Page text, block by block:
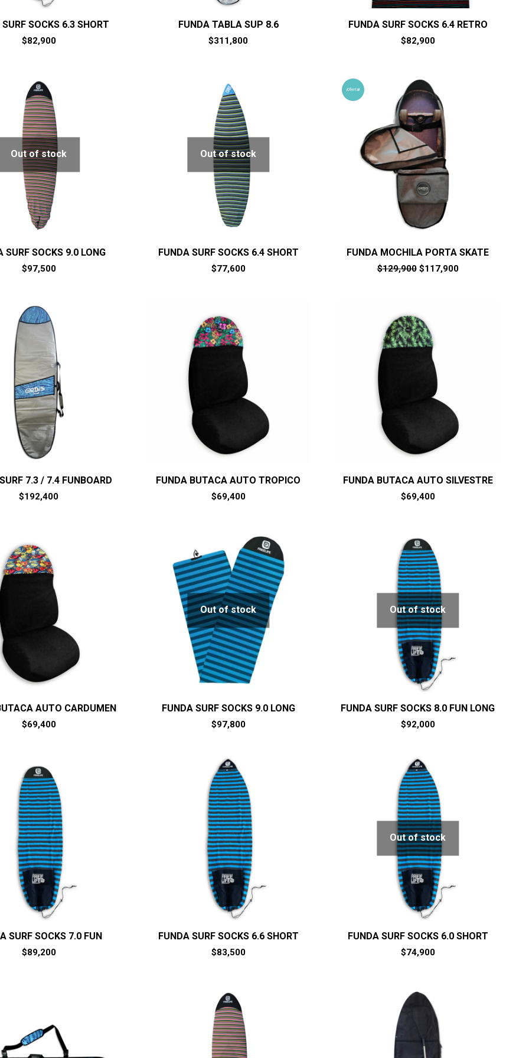
SOCKS 6.3 SHORT
$82,900
FUNDA TABLA SUP 8.6
$311,800
FUNDA SURF SOCKS 6.4 RETRO
$82,900
Out of stock
SURF SOCKS 9.0 LONG
$97,500
Out of stock
FUNDA SURF SOCKS 6.4 SHORT
$77,600
¡Oferta!
FUNDA MOCHILA PORTA SKATE
$129,900 El
$117,900El
7.3 / 7.4 FUNBOARD
$192,400
FUNDA BUTACA AUTO TROPICO
$69,400
FUNDA BUTACA AUTO SILVESTRE
$69,400
AUTO CARDUMEN
$69,400
Out of stock
FUNDA SURF SOCKS 9.0 LONG
$97,800
Out of stock
FUNDA SURF SOCKS 8.0 FUN LONG
$92,000
SURF SOCKS 7.0 FUN
$89,200
FUNDA SURF SOCKS 6.6 SHORT
$83,500
Out of stock
FUNDA SURF SOCKS 6.0 SHORT
$74,900